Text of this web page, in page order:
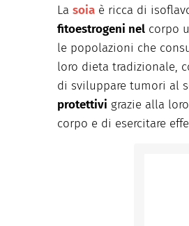
La soia è ricca di
fitoestrogeni nel corpo
le popolazioni che
loro dieta tradizionale,
di sviluppare tumori al
protettivi grazie alla
corpo e di esercitare